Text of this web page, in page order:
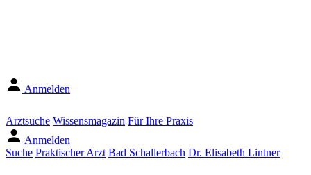
Anmelden
Arztsuche Wissensmagazin Für Ihre Praxis
Anmelden
Suche Praktischer Arzt Bad Schallerbach Dr. Elisabeth Lintner